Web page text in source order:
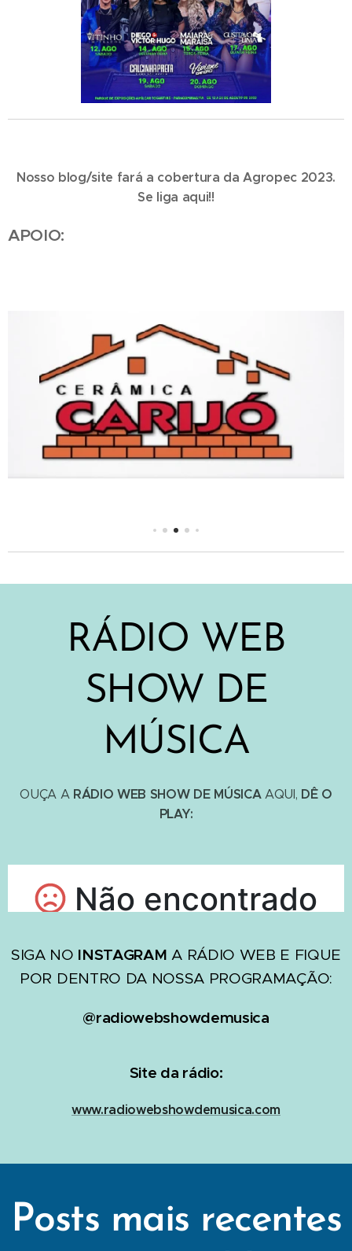
Nosso blog/site fará a cobertura da Agropec 2023.
Se liga aqui!!
APOIO:
RÁDIO WEB
SHOW DE
MÚSICA
OUÇA A RÁDIO WEB SHOW DE MÚSICAAQUI, DÊ O
PLAY:
SIGA NO INSTAGRAM A RÁDIO WEB E FIQUE
POR DENTRO DA NOSSA PROGRAMAÇÃO:
@radiowebshowdemusica
Site da rádio:
www.radiowebshowdemusica.com
Posts mais recentes